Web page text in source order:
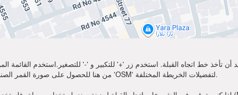
تأخذ خط اتجاه القبلة. استخدم زر '+' للتكبير و '-' للتصغير.استخدم
أكثر وضوحًا. اختر 'Sat' من هنا للحصول على صورة القمر الصناعي لموقعك. يمكنك استخدام خيار 'OSM' لتفضيلات الخريطة المختلفة.